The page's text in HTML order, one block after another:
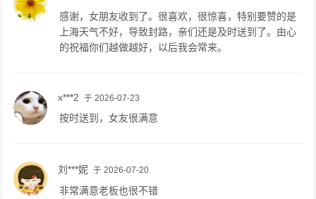
感谢，女朋友收到了。很喜欢，很惊喜，特别要赞的是
上海天气不好，导致封路，亲们还是及时送到了。由心
的祝福你们越做越好，以后我会常来。
x***2 于 2026-07-23
按时送到，女友很满意
刘***妮 于 2026-07-20
非常满意老板也很不错